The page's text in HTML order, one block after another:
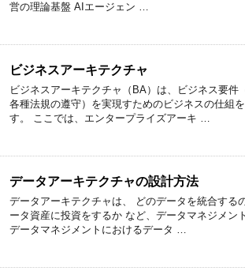
営の理論基盤 AIエージェン …
ビジネスアーキテクチャ
ビジネスアーキテクチャ（BA）は、ビジネス要件
各種法規の遵守）を実現すためのビジネスの仕組
す。 ここでは、エンタープライズアーキ …
データアーキテクチャの設計方法
データアーキテクチャは、 どのデータを統合する
ータ資産に投資をするか など、データマネジメン
データマネジメントにおけるデータ …